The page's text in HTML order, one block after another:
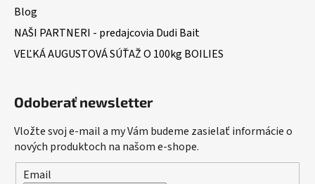
Blog
NAŠI PARTNERI - predajcovia Dudi Bait
VEĽKÁ AUGUSTOVÁ SÚŤAŽ O 100kg BOILIES
Odoberať newsletter
Vložte svoj e-mail a my Vám budeme zasielať informácie o
nových produktoch na našom e-shope.
Email